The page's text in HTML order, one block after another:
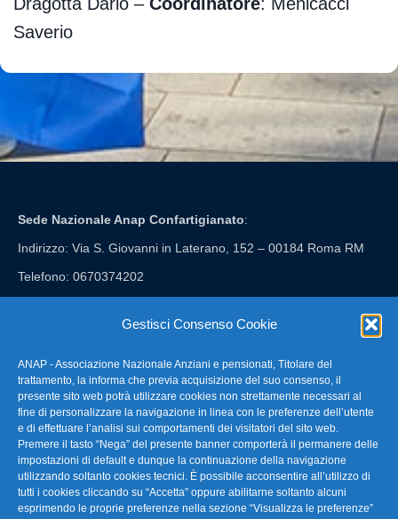
Gestisci Consenso Cookie
ANAP - Associazione Nazionale Anziani e pensionati, Titolare del
trattamento, la informa che previa acquisizione del suo consenso, il
presente sito web potrà utilizzare cookies non strettamente necessari al
fine di personalizzare la navigazione in linea con le preferenze dell’utente
e di effettuare l’analisi sui comportamenti dei visitatori del sito web.
Premere il tasto “Nega” del presente banner comporterà il permanere delle
impostazioni di default e dunque la continuazione della navigazione
utilizzando soltanto cookies tecnici. È possibile acconsentire all’utilizzo di
tutti i cookies cliccando su “Accetta” oppure abilitarne soltanto alcuni
esprimendo le proprie preferenze nella sezione “Visualizza le preferenze”
Saverio
Sede Nazionale Anap Confartigianato:
Indirizzo: Via S. Giovanni in Laterano, 152 – 00184 Roma RM
Telefono: 0670374202
FAQ – Domande Frequenti
La nostra Newsletter
Link Utili
TG Confartigianato